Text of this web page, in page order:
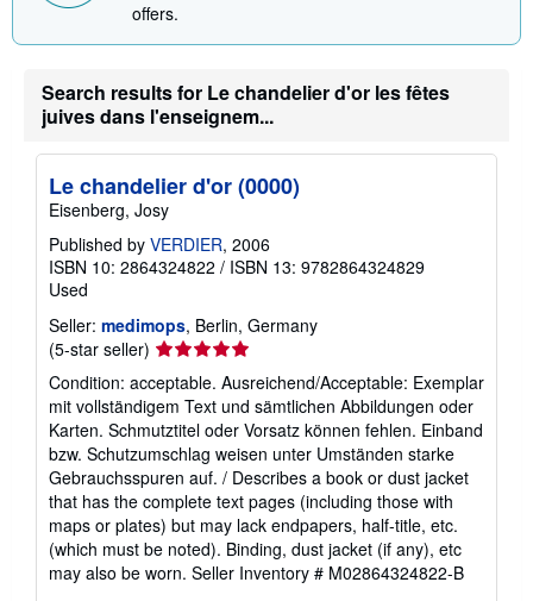
offers.
Search results for Le chandelier d'or les fêtes
juives dans l'enseignem...
Le chandelier d'or (0000)
Eisenberg, Josy
Published by VERDIER, 2006
ISBN 10: 2864324822 / ISBN 13: 9782864324829
Used
Seller: medimops, Berlin, Germany
(5-star seller) Seller
rating
5
out
of
5
stars
Condition: acceptable. Ausreichend/Acceptable: Exemplar
mit vollständigem Text und sämtlichen Abbildungen oder
Karten. Schmutztitel oder Vorsatz können fehlen. Einband
bzw. Schutzumschlag weisen unter Umständen starke
Gebrauchsspuren auf. / Describes a book or dust jacket
that has the complete text pages (including those with
maps or plates) but may lack endpapers, half-title, etc.
(which must be noted). Binding, dust jacket (if any), etc
may also be worn. Seller Inventory # M02864324822-B